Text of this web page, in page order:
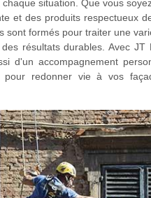
situation. Que vous
et des produits respectueux
formés pour traiter une
résultats durables. Avec JT
d'un accompagnement
redonner vie à vos